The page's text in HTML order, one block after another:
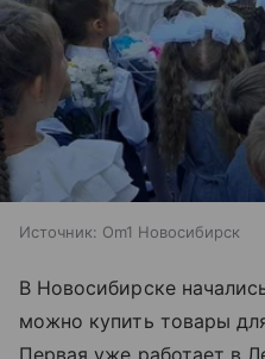
Источник: Om1 Новосибирск
В Новосибирске
можно купить товары